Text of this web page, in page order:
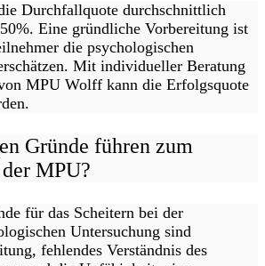
Durchfallquote durchschnittlich
Eine gründliche Vorbereitung ist
die psychologischen
Mit individueller Beratung
MPU Wolff kann die Erfolgsquote
Gründe führen zum
MPU?
für das Scheitern bei der
Untersuchung sind
fehlendes Verständnis des